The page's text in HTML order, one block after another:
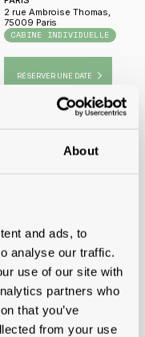
About
and ads, to
analyse our traffic.
use of our site with
partners who
that you’ve
from your use
2 rue Ambroise Thomas,
75009 Paris
CABINE INDIVIDUELLE
RÉSERVER UNE DATE
TOULOUSE
CABINE INDIVIDUELLE